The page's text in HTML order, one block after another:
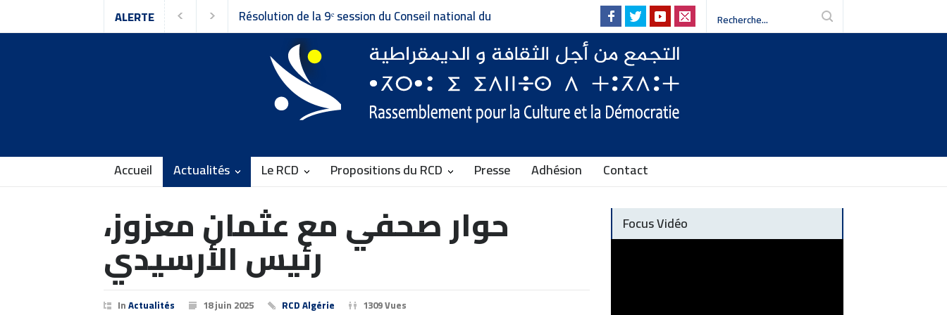
ALERTE
de la 9ᵉ session du Conseil national du
pour la Culture et la Démocratie
Invitation à la presse - دعوة إلى وسائل الإعلام Faire vivre le pluralisme, défendre les libertés-
Communiqué du RCD
Accueil Actualités Le RCD Propositions du RCD Presse Adhésion Contact
حوار صحفي مع عثمان معزوز،
رئيس الأرسيدي
InActualités 18 juin 2025 RCD Algérie 1309 Vues
Focus Vidéo